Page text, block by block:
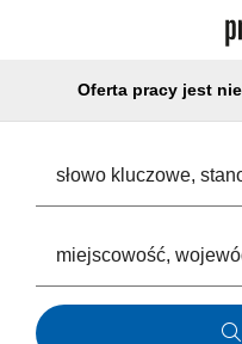
Oferta pracy jest